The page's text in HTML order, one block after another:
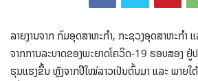
ລາຍງານຈາກ ກົມອຸດສາຫະກໍາ, ກະຊວງອຸດສາຫະກໍາ
ຈາກການລະບາດຂອງພະຍາດໂຄວິດ-19 ຮອບສອງ ຢູ່
ຮຸນແຮງຂຶ້ນ ຫຼັງຈາກປີໃໝ່ລາວເປັນຕົ້ນມາ ແລະ ພາຍໃ